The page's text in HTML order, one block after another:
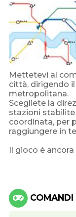
Mettetevi al
città, dirigendo
metropolitana.
Scegliete la
stazioni stabilite
coordinata, per
raggiungere in
Il gioco è
COMANDI